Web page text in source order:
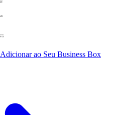
Adicionar ao Seu Business Box